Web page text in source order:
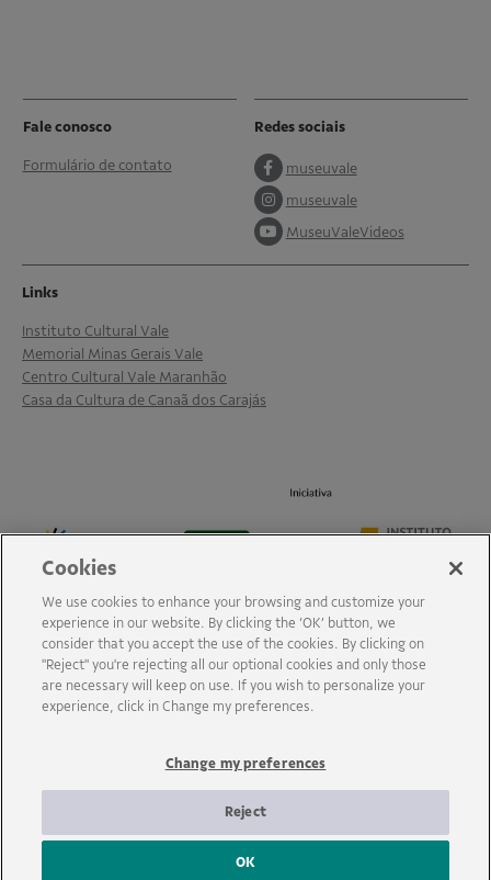
Fale conosco
Formulário de contato
Redes sociais
museuvale
museuvale
MuseuValeVideos
Links
Instituto Cultural Vale
Memorial Minas Gerais Vale
Centro Cultural Vale Maranhão
Casa da Cultura de Canaã dos Carajás
Cookies
We use cookies to enhance your browsing and customize your
experience in our website. By clicking the ‘OK’ button, we
consider that you accept the use of the cookies. By clicking on
"Reject" you're rejecting all our optional cookies and only those
are necessary will keep on use. If you wish to personalize your
experience, click in Change my preferences.
Change my preferences
Reject
OK